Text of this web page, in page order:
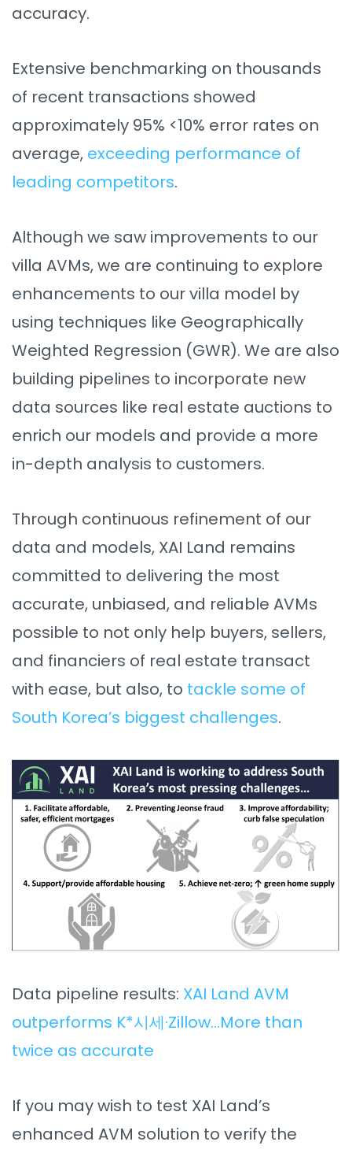
accuracy.
Extensive benchmarking on thousands
of recent transactions showed
approximately 95% <10% error rates on
average, exceeding performance of
leading competitors.
Although we saw improvements to our
villa AVMs, we are continuing to explore
enhancements to our villa model by
using techniques like Geographically
Weighted Regression (GWR). We are also
building pipelines to incorporate new
data sources like real estate auctions to
enrich our models and provide a more
in-depth analysis to customers.
Through continuous refinement of our
data and models, XAI Land remains
committed to delivering the most
accurate, unbiased, and reliable AVMs
possible to not only help buyers, sellers,
and financiers of real estate transact
with ease, but also, to tackle some of
South Korea’s biggest challenges.
Data pipeline results: XAI Land AVM
outperforms K*시세·Zillow…More than
twice as accurate
If you may wish to test XAI Land’s
enhanced AVM solution to verify the